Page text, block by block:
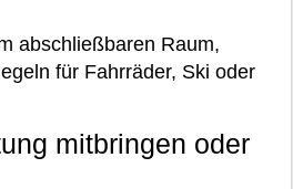
abschließbaren Raum,
für Fahrräder, Ski oder
mitbringen oder